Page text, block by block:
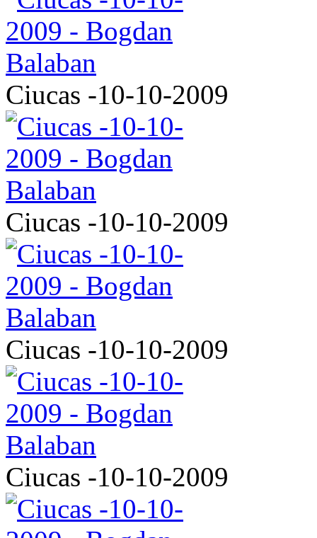
Ciucas -10-10-2009
Ciucas -10-10-2009
Ciucas -10-10-2009
Ciucas -10-10-2009